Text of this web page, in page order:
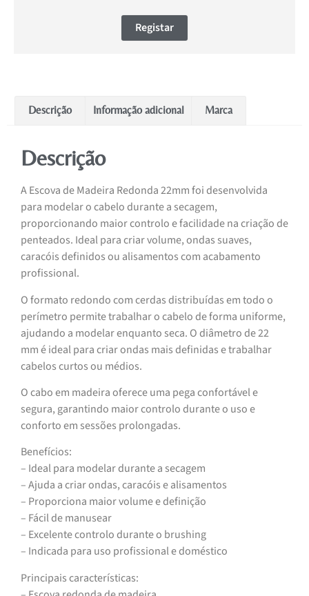
Registar
Descrição Informação adicional Marca
Descrição
A Escova de Madeira Redonda 22mm foi desenvolvida
para modelar o cabelo durante a secagem,
proporcionando maior controlo e facilidade na criação de
penteados. Ideal para criar volume, ondas suaves,
caracóis definidos ou alisamentos com acabamento
profissional.
O formato redondo com cerdas distribuídas em todo o
perímetro permite trabalhar o cabelo de forma uniforme,
ajudando a modelar enquanto seca. O diâmetro de 22
mm é ideal para criar ondas mais definidas e trabalhar
cabelos curtos ou médios.
O cabo em madeira oferece uma pega confortável e
segura, garantindo maior controlo durante o uso e
conforto em sessões prolongadas.
Benefícios:
– Ideal para modelar durante a secagem
– Ajuda a criar ondas, caracóis e alisamentos
– Proporciona maior volume e definição
– Fácil de manusear
– Excelente controlo durante o brushing
– Indicada para uso profissional e doméstico
Principais características: